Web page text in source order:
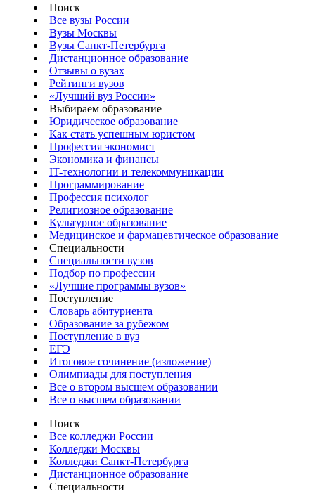
Поиск
Все вузы России
Вузы Москвы
Вузы Санкт-Петербурга
Дистанционное образование
Отзывы о вузах
Рейтинги вузов
«Лучший вуз России»
Выбираем образование
Юридическое образование
Как стать успешным юристом
Профессия экономист
Экономика и финансы
IT-технологии и телекоммуникации
Программирование
Профессия психолог
Религиозное образование
Культурное образование
Медицинское и фармацевтическое образование
Специальности
Специальности вузов
Подбор по профессии
«Лучшие программы вузов»
Поступление
Словарь абитуриента
Образование за рубежом
Поступление в вуз
ЕГЭ
Итоговое сочинение (изложение)
Олимпиады для поступления
Все о втором высшем образовании
Все о высшем образовании
Поиск
Все колледжи России
Колледжи Москвы
Колледжи Санкт-Петербурга
Дистанционное образование
Специальности